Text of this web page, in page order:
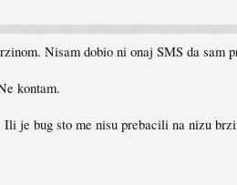
Nisam dobio ni onaj SMS da sam
kontam.
Ili je bug sto me nisu prebacili na nizu